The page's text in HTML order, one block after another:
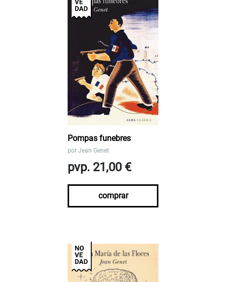
Pompas funebres
por Jean Genet
pvp. 21,00 €
comprar